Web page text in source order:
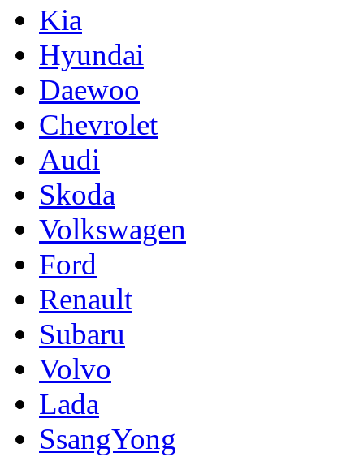
Kia
Hyundai
Daewoo
Chevrolet
Audi
Skoda
Volkswagen
Ford
Renault
Subaru
Volvo
Lada
SsangYong